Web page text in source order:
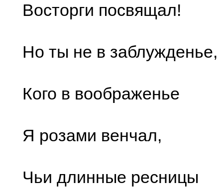
Восторги посвящал!
Но ты не в заблужденье,
Кого в воображенье
Я розами венчал,
Чьи длинные ресницы